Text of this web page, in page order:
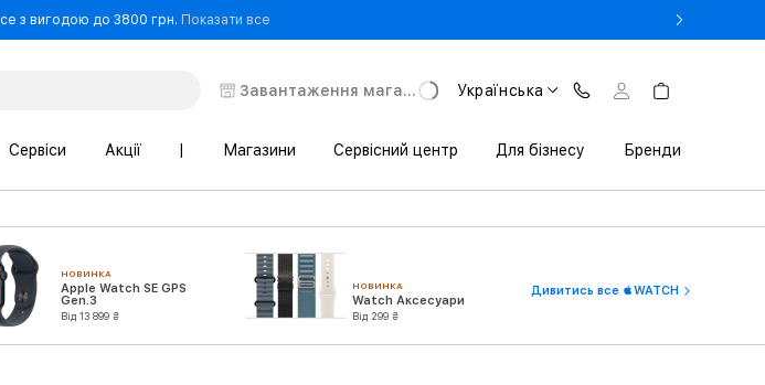
з вигодою до 3800 грн. Показати все- Оновіть iPhone за Trade-in в iSpace з вигодою до 3800 грн.
Завантаження магазину Українська
Сервіси Акції Магазини Сервісний центр Для бізнесу Бренди
НОВИНКА
Apple Watch SE GPS
Gen.3
Від 13 899 ₴
НОВИНКА
Watch Аксесуари
Від 299 ₴
Дивитись все WATCH